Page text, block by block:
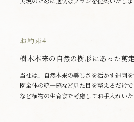
お約束4
樹木本来の自然の樹形にあった剪
当社は、自然本来の美しさを活かす造園
園全体の統一感など見た目を整えるだけ
など植物の生育まで考慮してお手入れいた